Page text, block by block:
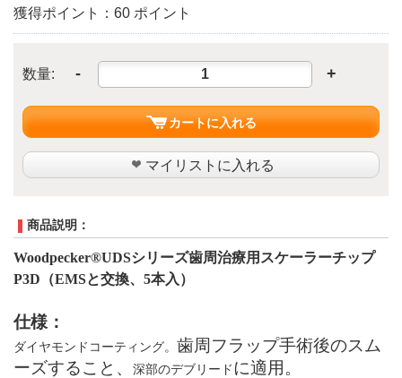
獲得ポイント：60 ポイント
数量: - +
カートに入れる
マイリストに入れる
商品説明：
Woodpecker®UDSシリーズ歯周治療用スケーラーチップ
P3D （EMSと交換、5本入）
仕様：
ダイヤモンドコーティング。 歯周フラップ手術後のスム
ーズすること、
深部のデブリードに適用。